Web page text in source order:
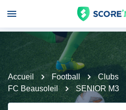
Accueil Football Clubs
FC Beausoleil
SENIOR M3